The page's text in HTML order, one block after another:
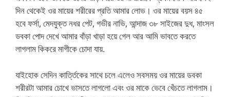
দিন থেকেই ওর মায়ের শরীরের প্রতি আমার লোভ। ওর মায়ের বয়স ৪৫
হবে ফর্সা, মেদযুক্ত নধর পেট, গভীর নাভি, আন্দাজ ৩৮ সাইজের দুধ, মাংসল
ডবকা পোদ দেখে আমার বাঁড়া খাড়া হয়ে গেল আর আমি ভাবতে করতে
লাগলাম কিকরে মাগীকে চোদা যায়.
যাইহোক সেদিন কার্ত্তিকের সাথে চলে এলেও সবসময় ওর মায়ের ডবকা
শরীরটা আমার চোখে ভাসতে লাগলো এবং ওর মাকে ভেবে খেঁচতে লাগলাম।